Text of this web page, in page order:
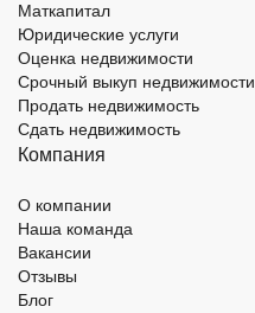
Маткапитал
Юридические услуги
Оценка недвижимости
Срочный выкуп недвижимости
Продать недвижимость
Сдать недвижимость
Компания
О компании
Наша команда
Вакансии
Отзывы
Блог